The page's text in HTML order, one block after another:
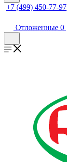
+7 (499) 450-77-97
Отложенные 0